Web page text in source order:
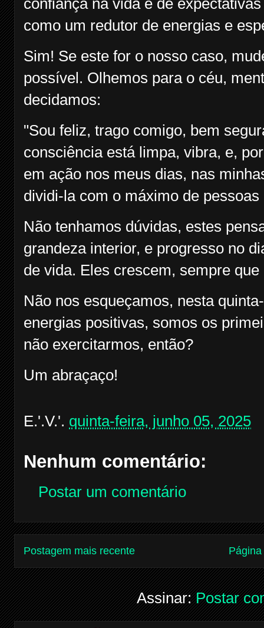
confiança na vida e de
como um redutor de energias e
Sim! Se este for o nosso caso,
possível. Olhemos para o céu,
decidamos:
"Sou feliz, trago comigo, bem
consciência está limpa, vibra, e,
em ação nos meus dias, nas
dividi-la com o máximo de
Não tenhamos dúvidas, estes
grandeza interior, e progresso no
de vida. Eles crescem, sempre
Não nos esqueçamos, nesta
energias positivas, somos os
não exercitarmos, então?
Um abraçaço!
E.'.V.'. quinta-feira, junho 05, 2025
Nenhum comentário:
Postar um comentário
Postagem mais recente
Assinar:Postar